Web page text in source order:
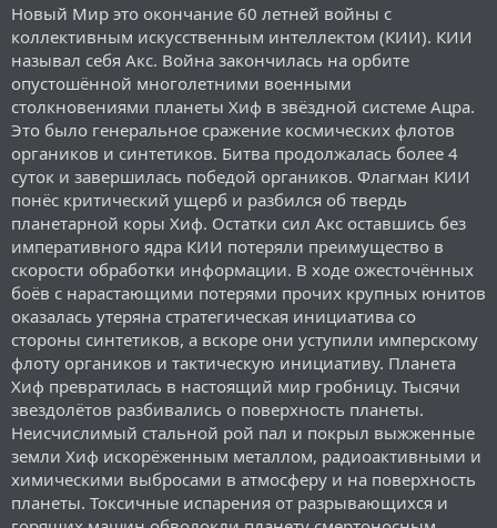
Новый Мир это окончание 60 летней войны с
коллективным искусственным интеллектом (КИИ). КИИ
называл себя Акс. Война закончилась на орбите
опустошённой многолетними военными
столкновениями планеты Хиф в звёздной системе Ацра.
Это было генеральное сражение космических флотов
органиков и синтетиков. Битва продолжалась более 4
суток и завершилась победой органиков. Флагман КИИ
понёс критический ущерб и разбился об твердь
планетарной коры Хиф. Остатки сил Акс оставшись без
императивного ядра КИИ потеряли преимущество в
скорости обработки информации. В ходе ожесточённых
боёв с нарастающими потерями прочих крупных юнитов
оказалась утеряна стратегическая инициатива со
стороны синтетиков, а вскоре они уступили имперскому
флоту органиков и тактическую инициативу. Планета
Хиф превратилась в настоящий мир гробницу. Тысячи
звездолётов разбивались о поверхность планеты.
Неисчислимый стальной рой пал и покрыл выжженные
земли Хиф искорёженным металлом, радиоактивными и
химическими выбросами в атмосферу и на поверхность
планеты. Токсичные испарения от разрывающихся и